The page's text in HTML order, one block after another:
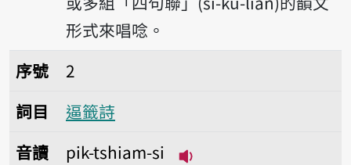
形式來唱唸。
序號2逼籤詩
序號
2
詞目
逼籤詩
音讀
pik-tshiam-si